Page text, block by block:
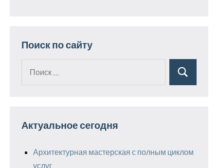
Поиск по сайту
Поиск
Актуальное сегодня
Архитектурная мастерская с полным циклом
услуг